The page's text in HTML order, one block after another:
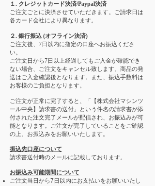
１. クレジットカード決済/Paypal決済
ご注文ごとに決済させていただきます。ご請求日は
各カード会社により異なります。
２. 銀行振込 (オフライン決済)
ご注文後、7日以内に指定の口座へお振込くださ
い。
ご注文日から7日以上経過してもご入金が確認でき
ない場合、ご注文をキャンセル致します。商品の発
送はご入金確認後となります。また、振込手数料は
お客様のご負担となります。
ご注文が正常に完了すると、「【株式会社マシンツ
ール中央】請求書の送付」という件名の請求書が添
付された注文完了メールが配信され、お振込みが可
能となります。ご注文が完了していることをご確認
の上、お振込みをお願いいたします。
振込先口座について
請求書送付時のメールに記載しております。
お振込み可能期間について
ご注文当日から7日以内にお支払いをお願いいたし